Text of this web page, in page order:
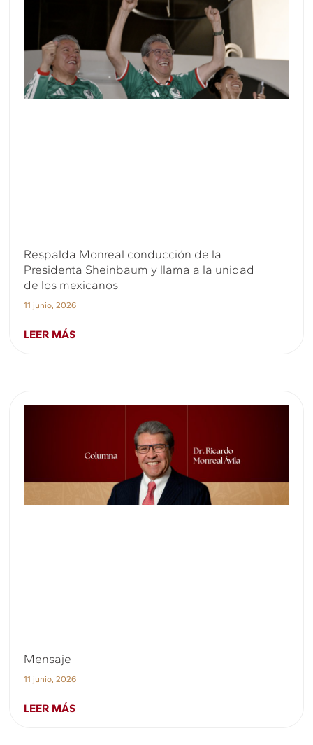
Respalda Monreal conducción de la
Presidenta Sheinbaum y llama a la unidad
de los mexicanos
11 junio, 2026
LEER MÁS
Mensaje
11 junio, 2026
LEER MÁS